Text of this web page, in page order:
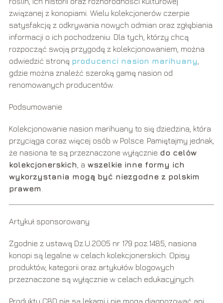
związanej z konopiami. Wielu kolekcjonerów czerpie
satysfakcję z odkrywania nowych odmian oraz zgłębiania
informacji o ich pochodzeniu. Dla tych, którzy chcą
rozpocząć swoją przygodę z kolekcjonowaniem, można
odwiedzić stronę producenci nasion marihuany
gdzie można znaleźć szeroką gamę nasion od
renomowanych producentów.
Podsumowanie
Kolekcjonowanie nasion marihuany to się dziedzina, która
przyciąga coraz więcej osób w Polsce. Pamiętajmy jednak,
że nasiona te są przeznaczone wyłącznie do celów
kolekcjonerskich , a wszelkie inne formy ich
wykorzystania mogą być niezgodne z polskim
prawem
Artykuł sponsorowany
Zgodnie z ustawą Dz.U.2005 nr 179 poz.1485, nasiona
konopi są legalne w celach kolekcjonerskich. Opisy
produktów, kategorii oraz artykułów blogowych
przeznaczone są wyłącznie w celach edukacyjnych.
Produkty CBD nie są lekami i nie mogą diagnozować ani